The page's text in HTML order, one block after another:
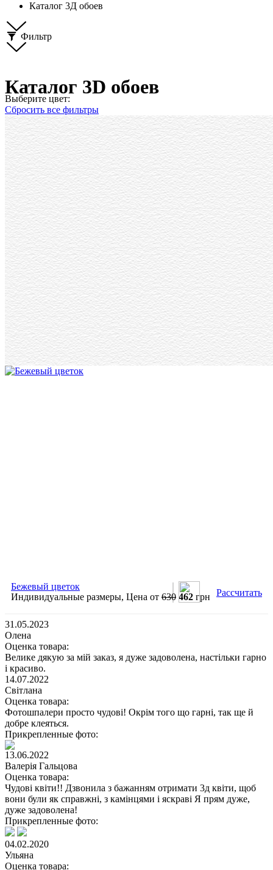
Каталог 3Д обоев
Фильтр
Каталог 3D обоев
Выберите цвет:
Сбросить все фильтры
Бежевый цветок
Индивидуальные размеры, Цена от 630 462 грн Рассчитать
31.05.2023
Олена
Оценка товара:
Велике дякую за мій заказ, я дуже задоволена, настільки гарно
і красиво.
14.07.2022
Світлана
Оценка товара:
Фотошпалери просто чудові! Окрім того що гарні, так ще й
добре клеяться.
Прикрепленные фото:
13.06.2022
Валерія Гальцова
Оценка товара:
Чудові квіти!! Дзвонила з бажанням отримати 3д квіти, щоб
вони були як справжні, з камінцями і яскраві Я прям дуже,
дуже задоволена!
Прикрепленные фото:
04.02.2020
Ульяна
Оценка товара: